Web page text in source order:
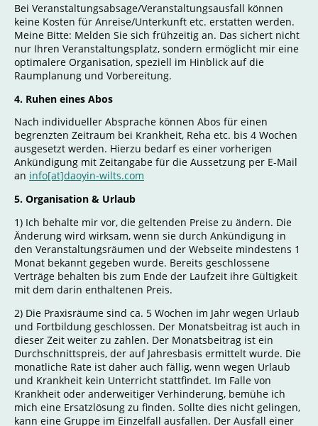
Bei Veranstaltungsabsage/Veranstaltungsausfall können
keine Kosten für Anreise/Unterkunft etc. erstatten werden.
Meine Bitte: Melden Sie sich frühzeitig an. Das sichert nicht
nur Ihren Veranstaltungsplatz, sondern ermöglicht mir eine
optimalere Organisation, speziell im Hinblick auf die
Raumplanung und Vorbereitung.
4. Ruhen eines Abos
Nach individueller Absprache können Abos für einen
begrenzten Zeitraum bei Krankheit, Reha etc. bis 4 Wochen
ausgesetzt werden. Hierzu bedarf es einer vorherigen
Ankündigung mit Zeitangabe für die Aussetzung per E-Mail
an info[at]daoyin-wilts.com
5. Organisation & Urlaub
1) Ich behalte mir vor, die geltenden Preise zu ändern. Die
Änderung wird wirksam, wenn sie durch Ankündigung in
den Veranstaltungsräumen und der Webseite mindestens 1
Monat bekannt gegeben wurde. Bereits geschlossene
Verträge behalten bis zum Ende der Laufzeit ihre Gültigkeit
mit dem darin enthaltenen Preis.
2) Die Praxisräume sind ca. 5 Wochen im Jahr wegen Urlaub
und Fortbildung geschlossen. Der Monatsbeitrag ist auch in
dieser Zeit weiter zu zahlen. Der Monatsbeitrag ist ein
Durchschnittspreis, der auf Jahresbasis ermittelt wurde. Die
monatliche Rate ist daher auch fällig, wenn wegen Urlaub
und Krankheit kein Unterricht stattfindet. Im Falle von
Krankheit oder anderweitiger Verhinderung, bemühe ich
mich eine Ersatzlösung zu finden. Sollte dies nicht gelingen,
kann eine Gruppe im Einzelfall ausfallen. Der Ausfall einer